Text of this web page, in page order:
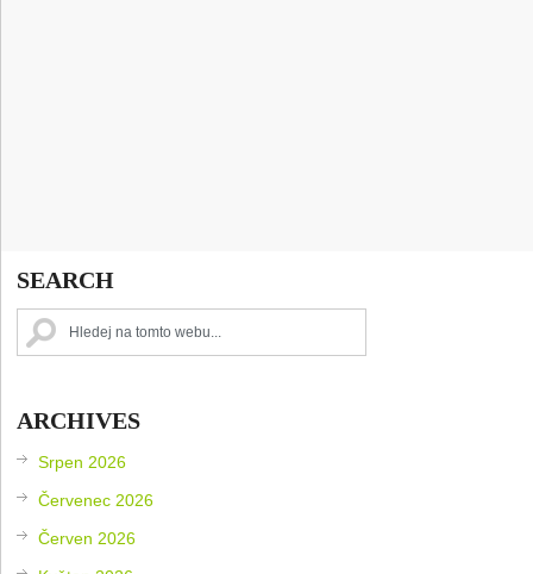
SEARCH
ARCHIVES
Srpen 2026
Červenec 2026
Červen 2026